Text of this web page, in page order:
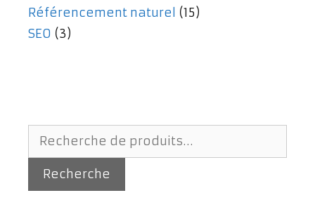
Référencement naturel (15)
SEO (3)
Recherche
pour :
Recherche